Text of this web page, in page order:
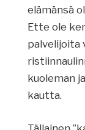
elämänsä
Ette ole
palvelijoita
kuoleman
kautta.